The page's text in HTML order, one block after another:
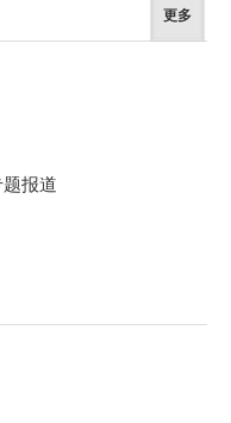
更多
报道